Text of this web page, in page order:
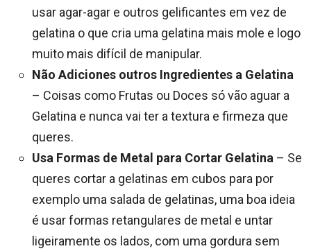
usar agar-agar e outros gelificantes em vez de
gelatina o que cria uma gelatina mais mole e logo
muito mais difícil de manipular.
Não Adiciones outros Ingredientes a Gelatina
– Coisas como Frutas ou Doces só vão aguar a
Gelatina e nunca vai ter a textura e firmeza que
queres.
Usa Formas de Metal para Cortar Gelatina – Se
queres cortar a gelatinas em cubos para por
exemplo uma salada de gelatinas, uma boa ideia
é usar formas retangulares de metal e untar
ligeiramente os lados, com uma gordura sem